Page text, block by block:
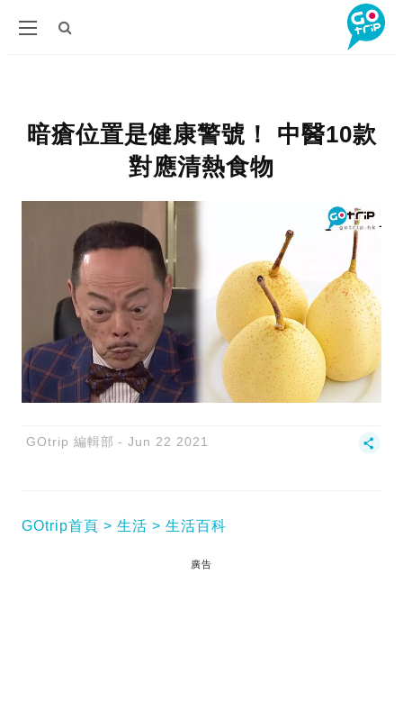
暗瘡位置是健康警號！ 中醫10款
對應清熱食物
GOtrip 編輯部 Jun 22 2021
GOtrip首頁 生活 生活百科
廣告